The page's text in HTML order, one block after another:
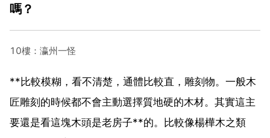
嗎？
10樓：瀛州一怪
**比較模糊，看不清楚，通體比較直，雕刻物。一般木
匠雕刻的時候都不會主動選擇質地硬的木材。其實這主
要還是看這塊木頭是老房子**的。比較像楊樺木之類